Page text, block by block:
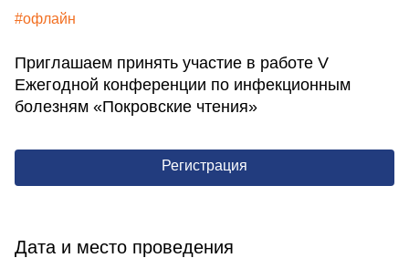
#офлайн
Приглашаем принять участие в работе V
Ежегодной конференции по инфекционным
болезням «Покровские чтения»
Регистрация
Дата и место проведения